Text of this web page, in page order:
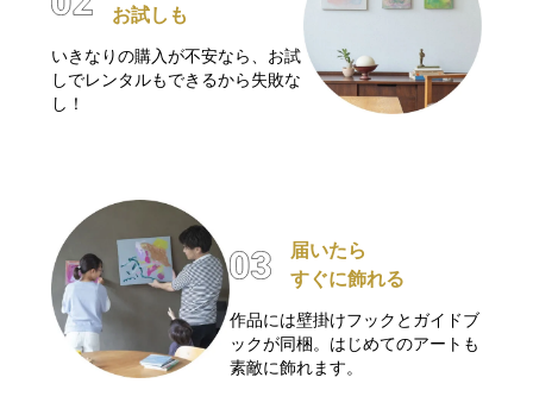
お試しも
いきなりの購入が不安なら、お試
しでレンタルもできるから失敗な
し！
届いたら
すぐに飾れる
作品には壁掛けフックとガイドブ
ックが同梱。はじめてのアートも
素敵に飾れます。